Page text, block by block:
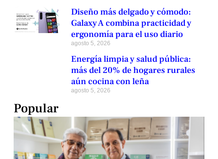
Diseño más delgado y cómodo:
Galaxy A combina practicidad y
ergonomía para el uso diario
agosto 5, 2026
Energía limpia y salud pública:
más del 20% de hogares rurales
aún cocina con leña
agosto 5, 2026
Popular